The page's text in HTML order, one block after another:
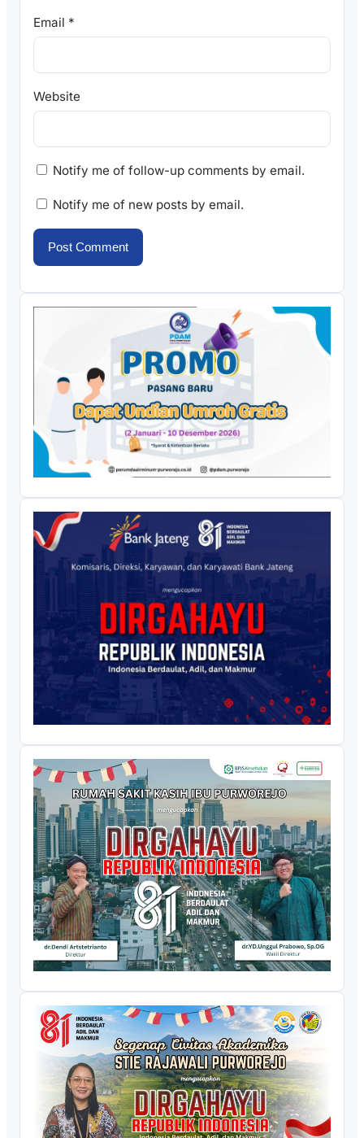
Email *
Website
Notify me of follow-up comments by email.
Notify me of new posts by email.